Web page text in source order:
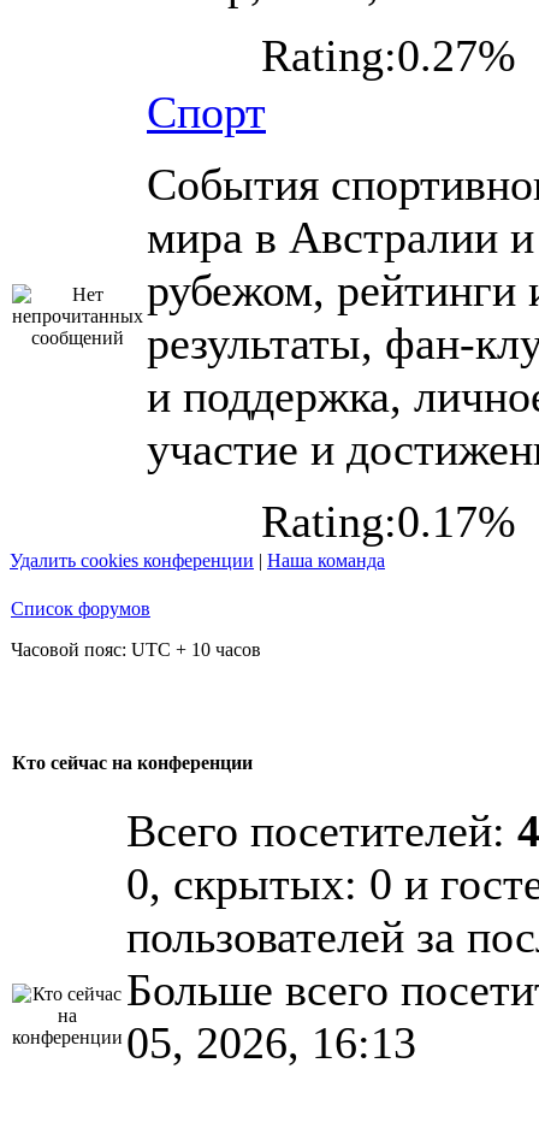
Rating:0.27%
Спорт
События
мира в Австралии и
рубежом, рейтинги
результаты, фан-
и поддержка,
участие и
Rating:0.17%
Удалить cookies конференции | Наша команда
Список форумов
Часовой пояс: UTC + 10 часов
Кто сейчас на конференции
Всего посетителей:
0, скрытых: 0 и
пользователей за
Больше всего
05, 2026, 16:13